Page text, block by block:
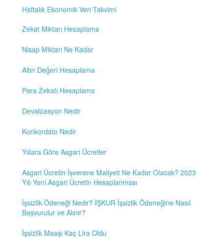
Haftalık Ekonomik Veri Takvimi
Zekat Miktarı Hesaplama
Nisap Miktarı Ne Kadar
Altın Değeri Hesaplama
Para Zekatı Hesaplama
Devalüasyon Nedir
Konkordato Nedir
Yıllara Göre Asgari Ücretler
Asgari Ücretin İşverene Maliyeti Ne Kadar Olacak? 2023
Yılı Yeni Asgari Ücretin Hesaplanması
İşsizlik Ödeneği Nedir? İŞKUR İşsizlik Ödeneğine Nasıl
Başvurulur ve Alınır?
İşsizlik Maaşı Kaç Lira Oldu